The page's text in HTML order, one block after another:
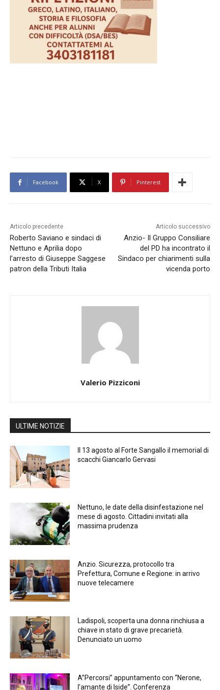
Facebook X Pinterest
Articolo precedente
Roberto Saviano e sindaci di
Nettuno e Aprilia dopo
l’arresto di Giuseppe Saggese
patron della Tributi Italia
Articolo successivo
Anzio- Il Gruppo Consiliare
del PD ha incontrato il
Sindaco per chiarimenti sulla
vicenda porto
Valerio Pizziconi
ULTIME NOTIZIE
Il 13 agosto al Forte Sangallo il memorial di
scacchi Giancarlo Gervasi
Nettuno, le date della disinfestazione nel
mese di agosto. Cittadini invitati alla
massima prudenza
Anzio. Sicurezza, protocollo tra
Prefettura, Comune e Regione: in arrivo
nuove telecamere
Ladispoli, scoperta una donna rinchiusa a
chiave in stato di grave precarietà.
Denunciato un uomo
A”Percorsi” appuntamento con “Nerone,
l’amante di Iside”. Conferenza